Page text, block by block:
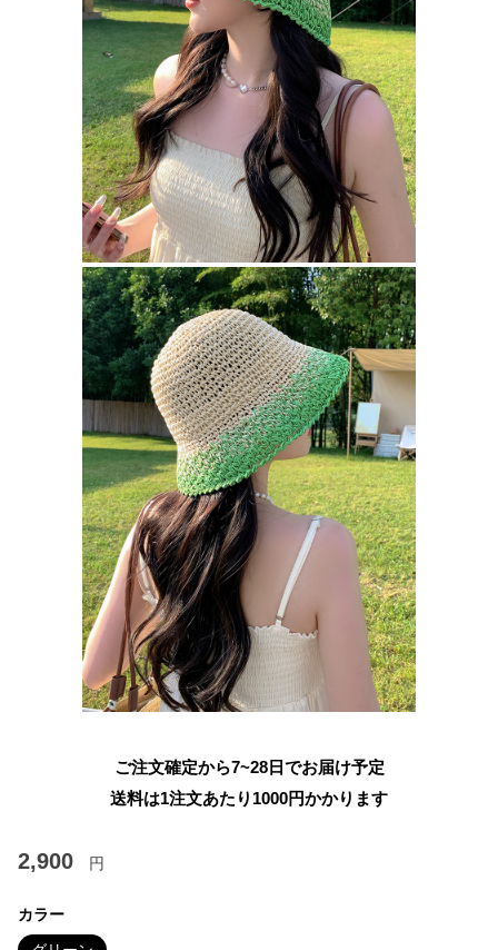
ご注文確定から7~28日でお届け予定
送料は1注文あたり 1000円かかります
2,900 円
カラー